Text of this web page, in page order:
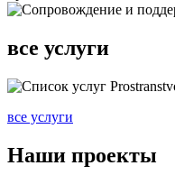
все услуги
все услуги
Наши проекты